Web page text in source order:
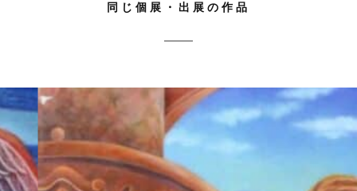
同じ個展・出展の作品
天使
の梯
子
サイズ
ミニチュア
ール
制作年